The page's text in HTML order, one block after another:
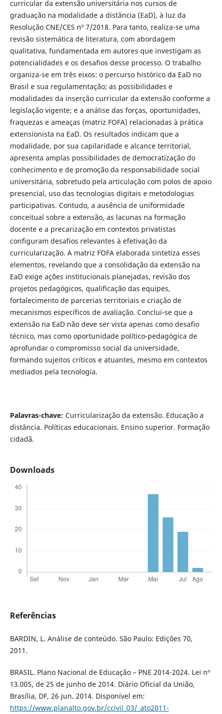
curricular da extensão universitária nos cursos de
graduação na modalidade a distância (EaD), à luz da
Resolução CNE/CES nº 7/2018. Para tanto, realiza-se uma
revisão sistemática de literatura, com abordagem
qualitativa, fundamentada em autores que investigam as
potencialidades e os desafios desse processo. O trabalho
organiza-se em três eixos: o percurso histórico da EaD no
Brasil e sua regulamentação; as possibilidades e
modalidades da inserção curricular da extensão conforme a
legislação vigente; e a análise das forças, oportunidades,
fraquezas e ameaças (matriz FOFA) relacionadas à prática
extensionista na EaD. Os resultados indicam que a
modalidade, por sua capilaridade e alcance territorial,
apresenta amplas possibilidades de democratização do
conhecimento e de promoção da responsabilidade social
universitária, sobretudo pela articulação com polos de apoio
presencial, uso das tecnologias digitais e metodologias
participativas. Contudo, a ausência de uniformidade
conceitual sobre a extensão, as lacunas na formação
docente e a precarização em contextos privatistas
configuram desafios relevantes à efetivação da
curricularização. A matriz FOFA elaborada sintetiza esses
elementos, revelando que a consolidação da extensão na
EaD exige ações institucionais planejadas, revisão dos
projetos pedagógicos, qualificação das equipes,
fortalecimento de parcerias territoriais e criação de
mecanismos específicos de avaliação. Conclui-se que a
extensão na EaD não deve ser vista apenas como desafio
técnico, mas como oportunidade político-pedagógica de
aprofundar o compromisso social da universidade,
formando sujeitos críticos e atuantes, mesmo em contextos
mediados pela tecnologia.
Palavras-chave: Curricularização da extensão. Educação a
distância. Políticas educacionais. Ensino superior. Formação
cidadã.
Downloads
Referências
BARDIN, L. Análise de conteúdo. São Paulo: Edições 70,
2011.
BRASIL. Plano Nacional de Educação – PNE 2014-2024. Lei nº
13.005, de 25 de junho de 2014. Diário Oficial da União,
Brasília, DF, 26 jun. 2014. Disponível em:
https://www.planalto.gov.br/ccivil_03/_ato2011-